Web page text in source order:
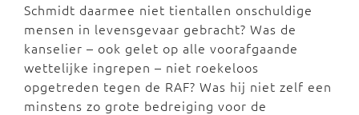
Schmidt daarmee niet tientallen onschuldige
mensen in levensgevaar gebracht? Was de
kanselier – ook gelet op alle voorafgaande
wettelijke ingrepen – niet roekeloos
opgetreden tegen de RAF? Was hij niet zelf een
minstens zo grote bedreiging voor de